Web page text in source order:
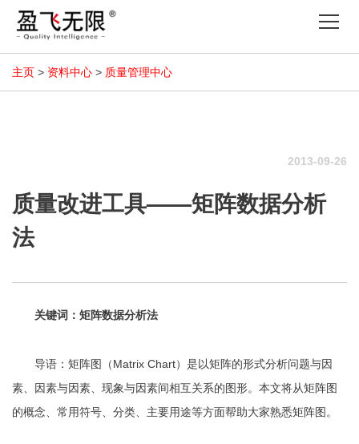
主页 > 资料中心 > 质量管理中心
2013-09-26
质量改进工具——矩阵数据分析
法
关键词：矩阵数据分析法
导语：矩阵图（Matrix Chart）是以矩阵的形式分析问题与因
素、因素与因素、现象与因素间相互关系的图形。本文将从矩阵图
的概念、常用符号、分类、主要用途等方面帮助大家熟悉矩阵图。